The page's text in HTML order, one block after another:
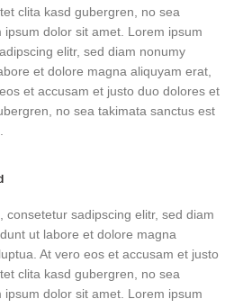
clita kasd gubergren, no sea
dolor sit amet. Lorem ipsum
elitr, sed diam nonumy
et dolore magna aliquyam erat,
et accusam et justo duo dolores et
no sea takimata sanctus est
consetetur sadipscing elitr, sed diam
ut labore et dolore magna
At vero eos et accusam et justo
clita kasd gubergren, no sea
dolor sit amet. Lorem ipsum